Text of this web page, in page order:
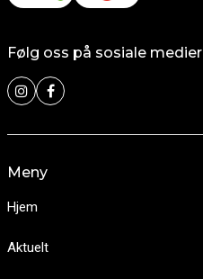
Følg oss på sosiale medier
Meny
Hjem
Aktuelt